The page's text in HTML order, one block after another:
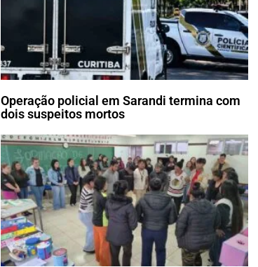
Operação policial em Sarandi termina com
dois suspeitos mortos